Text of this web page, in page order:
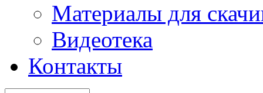
Материалы для
Видеотека
Контакты